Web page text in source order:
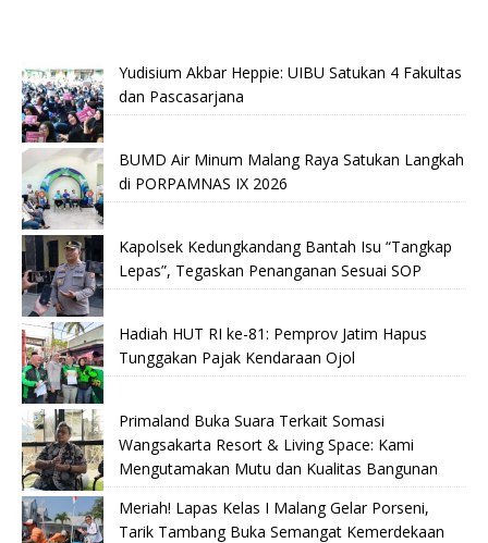
Yudisium Akbar Heppie: UIBU Satukan 4 Fakultas
dan Pascasarjana
BUMD Air Minum Malang Raya Satukan Langkah
di PORPAMNAS IX 2026
Kapolsek Kedungkandang Bantah Isu “Tangkap
Lepas”, Tegaskan Penanganan Sesuai SOP
Hadiah HUT RI ke-81: Pemprov Jatim Hapus
Tunggakan Pajak Kendaraan Ojol
Primaland Buka Suara Terkait Somasi
Wangsakarta Resort & Living Space: Kami
Mengutamakan Mutu dan Kualitas Bangunan
Meriah! Lapas Kelas I Malang Gelar Porseni,
Tarik Tambang Buka Semangat Kemerdekaan